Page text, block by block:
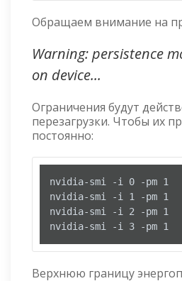
Обращаем внимание на
Warning: persistence
on device...
Ограничения будут
перезагрузки. Чтобы их
постоянно:
nvidia-smi -i 0 -pm 1
nvidia-smi -i 1 -pm 1
nvidia-smi -i 2 -pm 1
nvidia-smi -i 3 -pm 1
Верхнюю границу